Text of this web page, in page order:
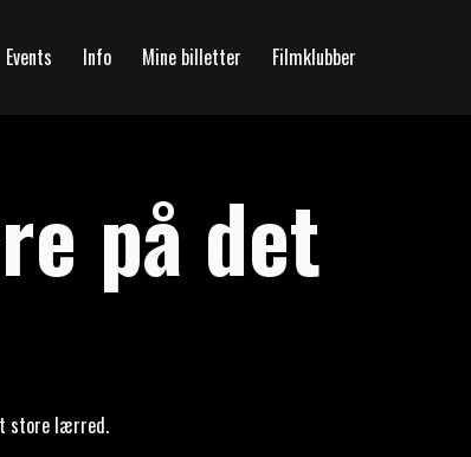
Events Info Mine billetter Filmklubber
på det
store lærred.